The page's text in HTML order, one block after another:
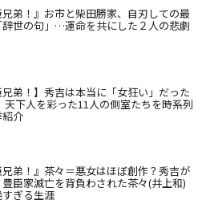
兄弟！』お市と柴田勝家、自刃しての最
世の句」…運命を共にした２人の悲劇
兄弟！】秀吉は本当に「女狂い」だった
天下人を彩った11人の側室たちを時系列
介
兄弟！』茶々＝悪女はほぼ創作？秀吉が
臣家滅亡を背負わされた茶々(井上和)
ぎる生涯